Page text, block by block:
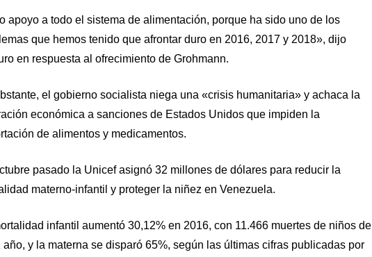
apoyo a todo el sistema de alimentación, porque ha sido uno de los
que hemos tenido que afrontar duro en 2016, 2017 y 2018», dijo
en respuesta al ofrecimiento de Grohmann.
el gobierno socialista niega una «crisis humanitaria» y achaca la
económica a sanciones de Estados Unidos que impiden la
de alimentos y medicamentos.
pasado la Unicef asignó 32 millones de dólares para reducir la
materno-infantil y proteger la niñez en Venezuela.
infantil aumentó 30,12% en 2016, con 11.466 muertes de niños de
año, y la materna se disparó 65%, según las últimas cifras publicadas por